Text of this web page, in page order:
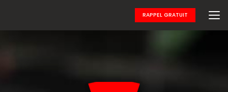
principal
RAPPEL GRATUIT